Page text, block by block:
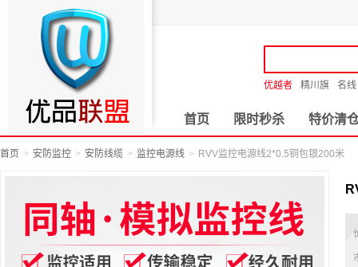
优越者 精川旗 名线
首页 限时秒杀 特价清
首页 安防监控 安防线缆 监控电源线 RVV监控电源线2*0.5铜包银200米